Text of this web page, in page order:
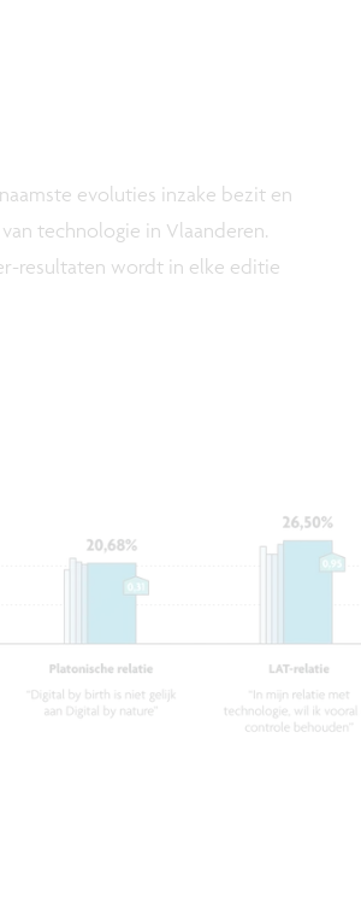
evoluties inzake bezit en
technologie in Vlaanderen.
resultaten wordt in elke editie